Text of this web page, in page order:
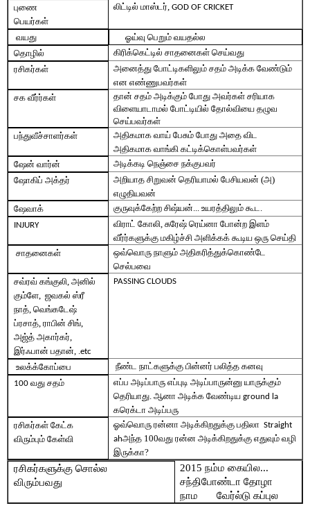
புணை
பெயர்கள்
லிட்டில் மாஸ்டர்,GOD OF CRICKET
வயது
ஓய்வு பெறும் வயதல்ல
தொழில்
கிரிக்கெட்டில் சாதனைகள் செய்வது
ரசிகர்கள்
அனைத்து போட்டிகளிலும் சதம் அடிக்க வேண்டும்
என எண்ணுபவர்கள்
சக வீர்ர்கள்
தான் சதம் அடிக்கும் போது அவர்கள் சரியாக
விளையாடாமல் போட்டியில் தோல்வியை தழுவ
செய்பவர்கள்
பந்துவீச்சாளர்கள்
அதிகமாக வாய் பேசும் போது அதை விட
அதிகமாக வாங்கி கட்டிக்கொள்பவர்கள்
ஷேன் வார்ன்
அடிக்கடி நெஞ்சை நக்குபவர்
ஷோகிப் அக்தர்
அறியாத சிறுவன் தெரியாமல் பேசியவன் (அ)
எழுதியவன்
ஷேவாக்
குருவுக்கேற்ற சிஷ்யன்... உயரத்திலும் கூட.
INJURY
விராட் கோலி, சுரேஷ் ரெய்னா போன்ற இளம்
வீர்ர்களுக்கு மகிழ்ச்சி அளிக்கக் கூடிய ஒரு செய்தி
சாதனைகள்
ஒவ்வொரு நாளும் அதிகரித்துக்கொண்டே
செல்பவை
சவ்ரவ் கங்குலி,அனில்
கும்ளே, ஜவகல் ஸ்ரீ
நாத், வெங்கடேஷ்
ப்ரசாத், ராபின் சிங்,
அஜ்த் அகார்கர்,
இர்ஃபான் பதான், .etc
PASSING CLOUDS
உலக்க்கோப்பை நீண்ட நாட்களுக்கு பின்னர் பலித்த கனவு
100 வது சதம்
எப்ப அடிப்பாரு எப்புடி அடிப்பாருன்னு யாருக்கும்
தெரியாது. ஆனா அடிக்க வேண்டியground la
கரெக்டா அடிப்பரு
ரசிகர்கள் கேட்க
விரும்பும் கேள்வி
ஓவ்வொரு ரன்னா அடிக்கிறதுக்கு பதிலா Straight
ahஅந்த 100வது ரன்ன அடிக்கிறதுக்கு எதுவும் வழி
இருக்கா?
ரசிகர்களுக்கு சொல்ல
விரும்பவது
2015 நம்ம கையில...
சந்திபோண்டா தோழா
நாம
வேர்ல்டு கப்புல